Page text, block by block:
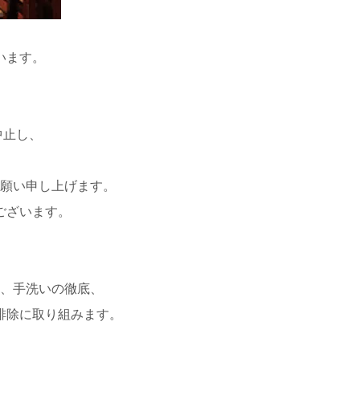
す。
し、
い申し上げます。
います。
手洗いの徹底、
に取り組みます。